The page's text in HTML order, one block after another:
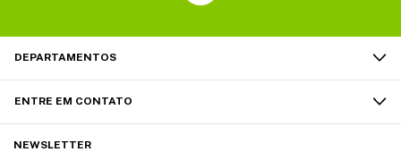
DEPARTAMENTOS
ENTRE EM CONTATO
NEWSLETTER